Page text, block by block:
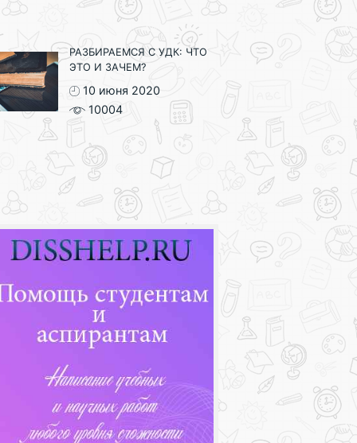
РАЗБИРАЕМСЯ С УДК: ЧТО
ЭТО И ЗАЧЕМ?
10 июня 2020
10004